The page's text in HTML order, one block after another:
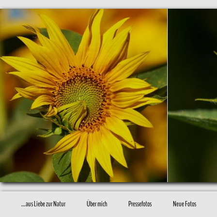
...aus Liebe zur Natur Über mich Pressefotos Neue Fotos